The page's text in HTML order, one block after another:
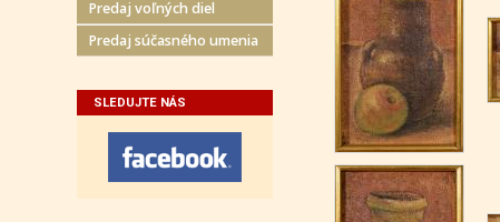
Predaj voľných diel
Predaj súčasného umenia
SLEDUJTE NÁS